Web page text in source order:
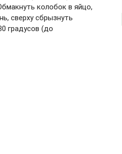
колобок в яйцо,
сверху сбрызнуть
градусов (до